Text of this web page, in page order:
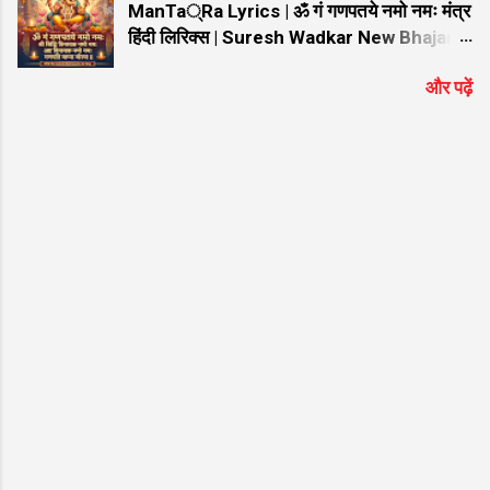
बिगड़ी किस्मत को जगा दे ऐसा मेरा श्याम है लिरिक्स कौन कहता है
भगव...
ManTa्Ra Lyrics | ॐ गं गणपतये नमो नमः मंत्र
हिंदी लिरिक्स | Suresh Wadkar New Bhajan
ManTRa Lyrics | ॐ गं गणपतये नमो नमः मंत्रऔर पढ़ें